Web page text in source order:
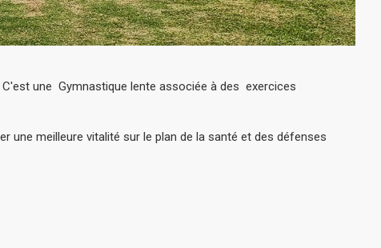
une Gymnastique lente associée à des exercices
une meilleure vitalité sur le plan de la santé et des défenses